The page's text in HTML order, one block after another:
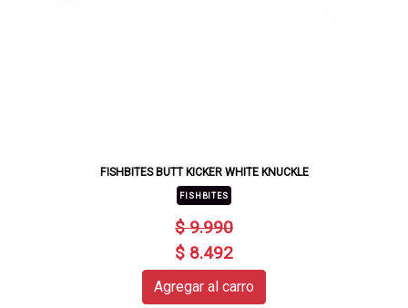
FISHBITES BUTT KICKER WHITE KNUCKLE
FISHBITES
$ 9.990
$ 8.492
Agregar al carro